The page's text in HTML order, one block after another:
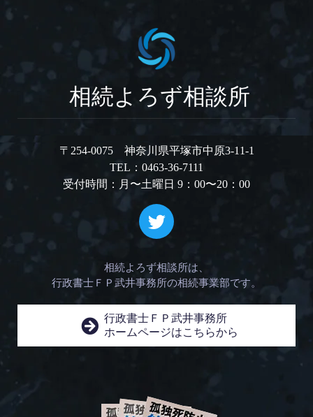
相続よろず相談所
〒254-0075 神奈川県平塚市中原3-11-1
TEL：0463-36-7111
受付時間：月〜土曜日 9：00〜20：00
相続よろず相談所は、
行政書士ＦＰ武井事務所の相続事業部です。
行政書士ＦＰ武井事務所
ホームページはこちらから